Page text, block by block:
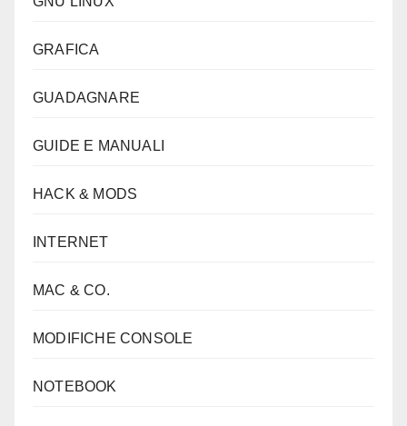
GRAFICA
GUADAGNARE
GUIDE E MANUALI
HACK & MODS
INTERNET
MAC & CO.
MODIFICHE CONSOLE
NOTEBOOK